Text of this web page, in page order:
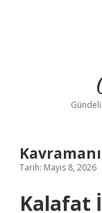
Tarih: Mayıs 8, 2026
Kalafat